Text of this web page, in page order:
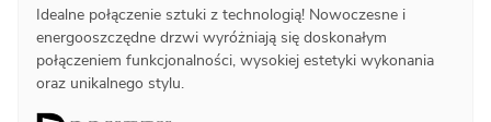
Idealne połączenie sztuki z technologią! Nowoczesne i
energooszczędne drzwi wyróżniają się doskonałym
połączeniem funkcjonalności, wysokiej estetyki wykonania
oraz unikalnego stylu.